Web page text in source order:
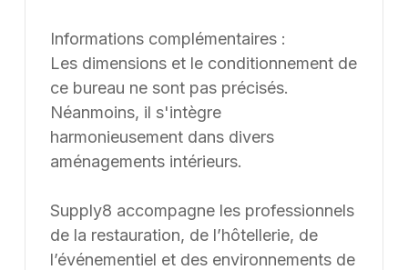
Informations complémentaires :
Les dimensions et le conditionnement de
ce bureau ne sont pas précisés.
Néanmoins, il s'intègre
harmonieusement dans divers
aménagements intérieurs.
Supply8 accompagne les professionnels
de la restauration, de l’hôtellerie, de
l’événementiel et des environnements de